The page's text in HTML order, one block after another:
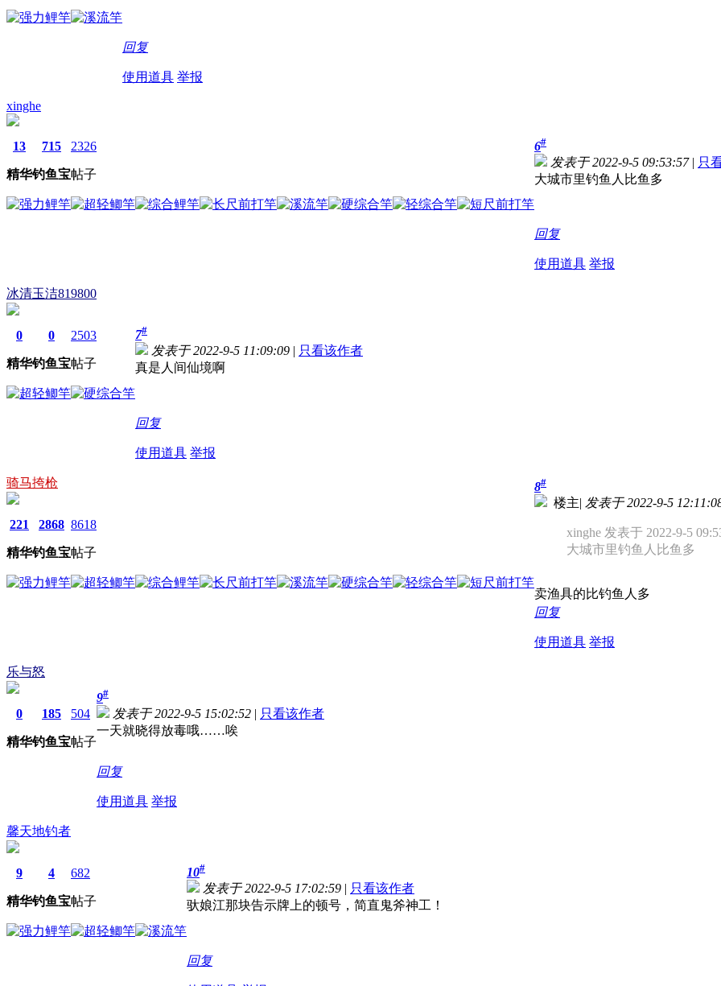
回复
使用道具 举报
xinghe
13
精华
715
钓鱼宝
2326
帖子
6#
发表于 2022-9-5 09:53:57 | 只
大城市里钓鱼人比鱼多
回复
使用道具 举报
冰清玉洁819800
0
精华
0
钓鱼宝
2503
帖子
7#
发表于 2022-9-5 11:09:09 | 只看该作者
真是人间仙境啊
回复
使用道具 举报
骑马挎枪
221
精华
2868
钓鱼宝
8618
帖子
8#
楼主| 发表于 2022-9-5
xinghe 发表于 2022-9-5
大城市里钓鱼人比鱼多
卖渔具的比钓鱼人多
回复
使用道具 举报
乐与怒
0
精华
185
钓鱼宝
504
帖子
9#
发表于 2022-9-5 15:02:52 | 只看该作者
一天就晓得放毒哦……唉
回复
使用道具 举报
馨天地钓者
9
精华
4
钓鱼宝
682
帖子
10#
发表于 2022-9-5 17:02:59 | 只看该作者
驮娘江那块告示牌上的顿号，简直鬼斧神工！
回复